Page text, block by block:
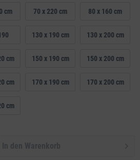
cm 70 x 220 cm 80 x 160 cm
130 x 190 cm 130 x 200 cm
cm 150 x 190 cm 150 x 200 cm
cm 170 x 190 cm 170 x 200 cm
cm